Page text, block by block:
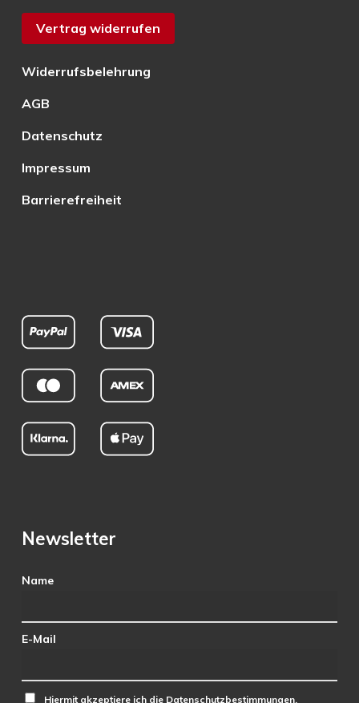
Vertrag widerrufen
Widerrufsbelehrung
AGB
Datenschutz
Impressum
Barrierefreiheit
Newsletter
Name
E-Mail
Hiermit akzeptiere ich die Datenschutzbestimmungen.